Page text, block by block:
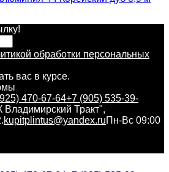
обработки персональных
вас в курсе.
470-67-64+7 (905) 535-39-
Владимирский Тракт",
kupitplintus@yandex.ruПн-Вс 09:00